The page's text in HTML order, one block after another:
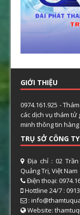
GIỚI THIỆU
0974.161.925 -
các dịch vụ thám tử
minh thông tin hàng
TRỤ SỞ CÔNG TY
Địa chỉ : 02 Trần
Quảng Trị, Việt Nam
Điện thoại:
Hottline 24/7 :
:
Website: